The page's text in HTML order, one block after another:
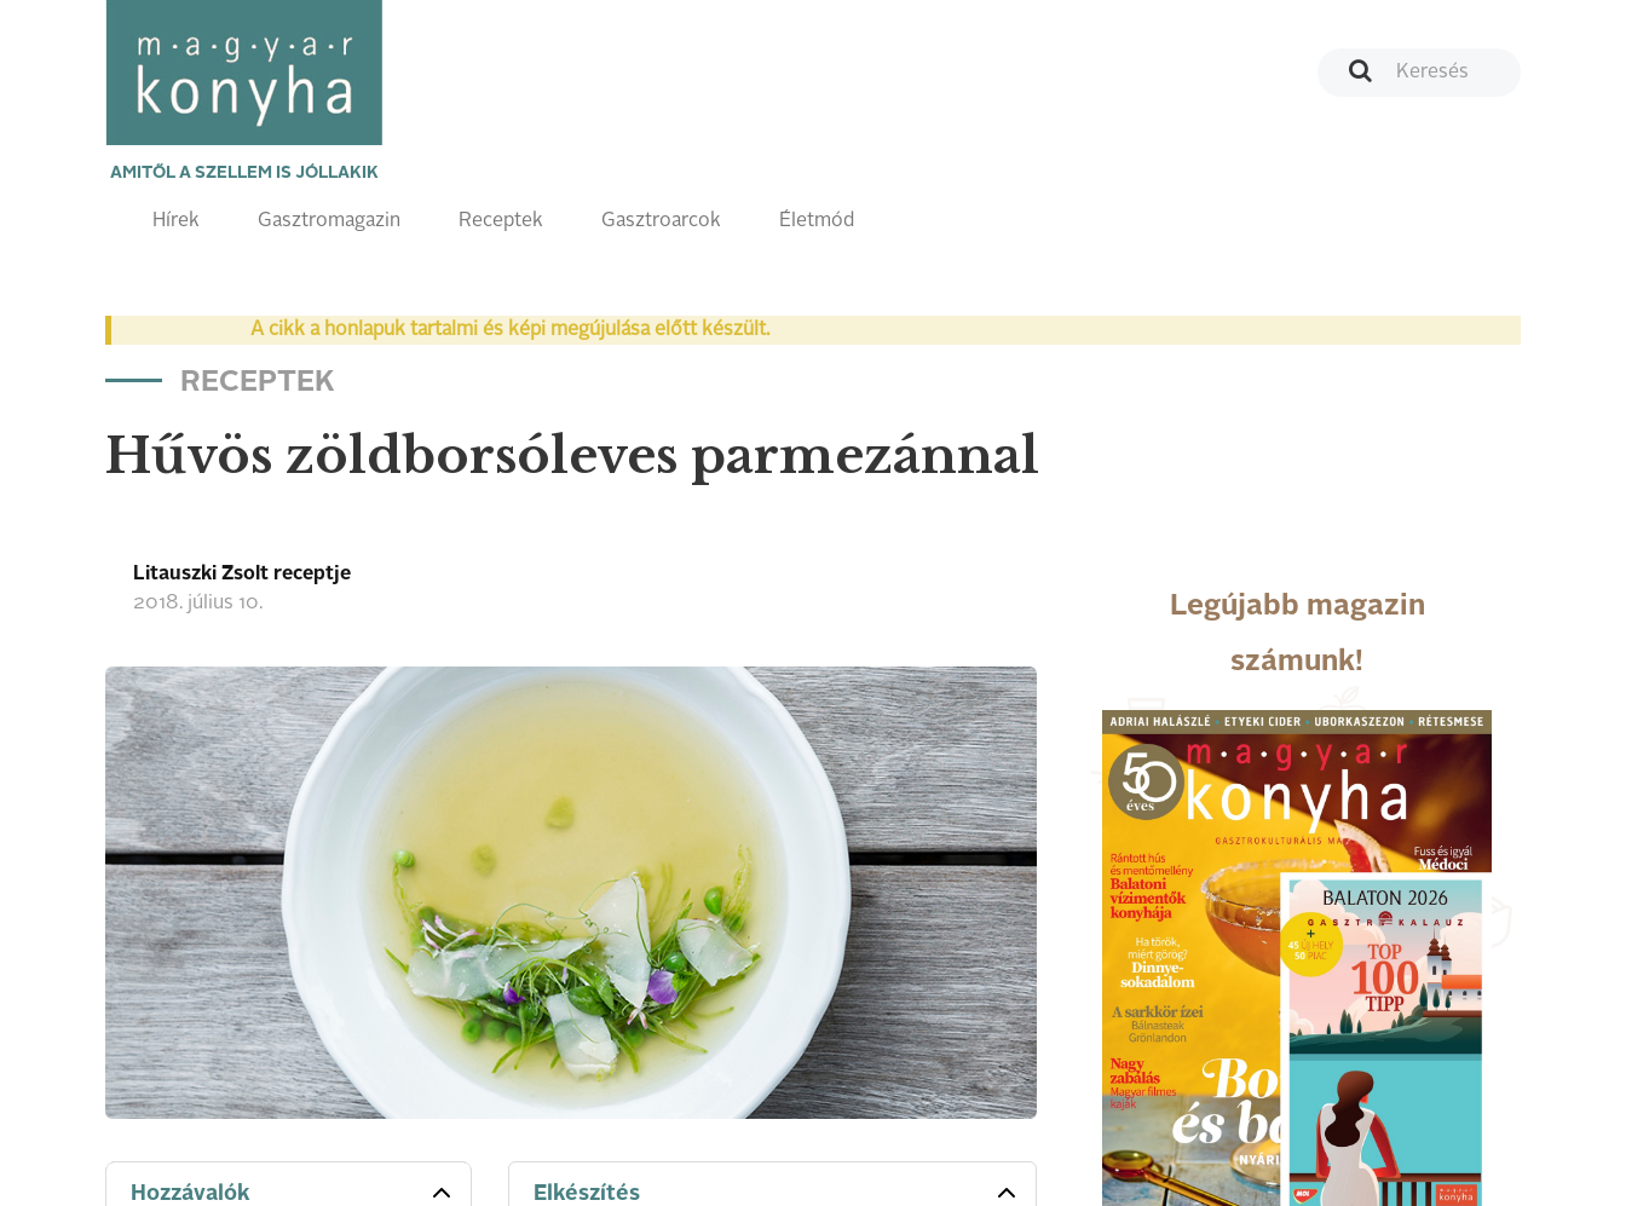
AMITŐL A SZELLEM IS JÓLLAKIK
Hírek Gasztromagazin Receptek Gasztroarcok Életmód
A cikk a honlapuk tartalmi és képi megújulása előtt készült.
RECEPTEK
Hűvös zöldborsóleves parmezánnal
Litauszki Zsolt receptje
2018. július 10.
Hozzávalók Elkészítés
Legújabb magazin
számunk!